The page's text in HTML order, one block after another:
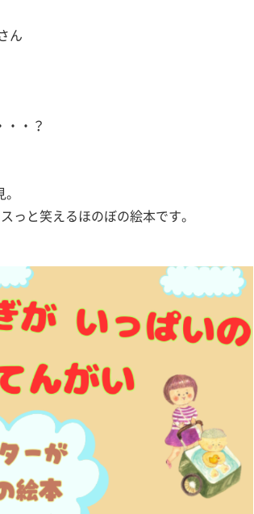
ん
・・？
っと笑えるほのぼの絵本です。